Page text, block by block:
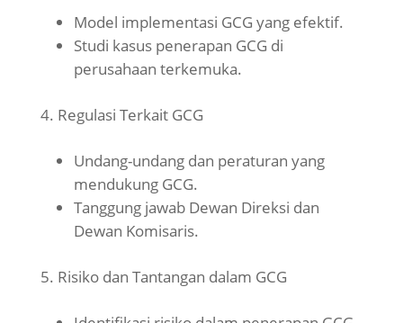
Model implementasi GCG yang efektif.
Studi kasus penerapan GCG di
perusahaan terkemuka.
Regulasi Terkait GCG
Undang-undang dan peraturan yang
mendukung GCG.
Tanggung jawab Dewan Direksi dan
Dewan Komisaris.
Risiko dan Tantangan dalam GCG